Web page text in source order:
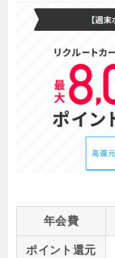
年会費
ポイント還元